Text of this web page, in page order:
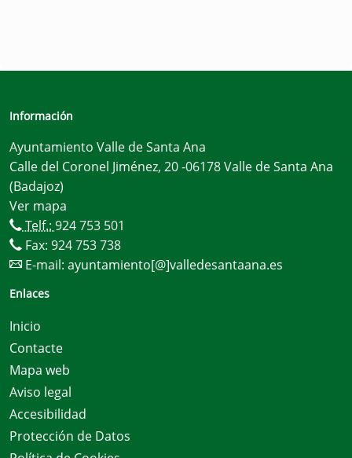
Información
Ayuntamiento Valle de Santa Ana
Calle del Coronel Jiménez, 20 -06178 Valle de Santa Ana
(Badajoz)
Ver mapa
Telf.: 924 753 501
Fax: 924 753 738
E-mail: ayuntamiento[@]valledesantaana.es
Enlaces
Inicio
Contacte
Mapa web
Aviso legal
Accesibilidad
Protección de Datos